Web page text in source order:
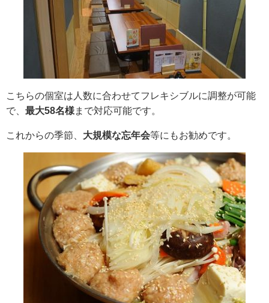
こちらの個室は人数に合わせてフレキシブルに調整が可能
で、 最大58名様まで対応可能です。
これからの季節、 大規模な忘年会等にもお勧めです。